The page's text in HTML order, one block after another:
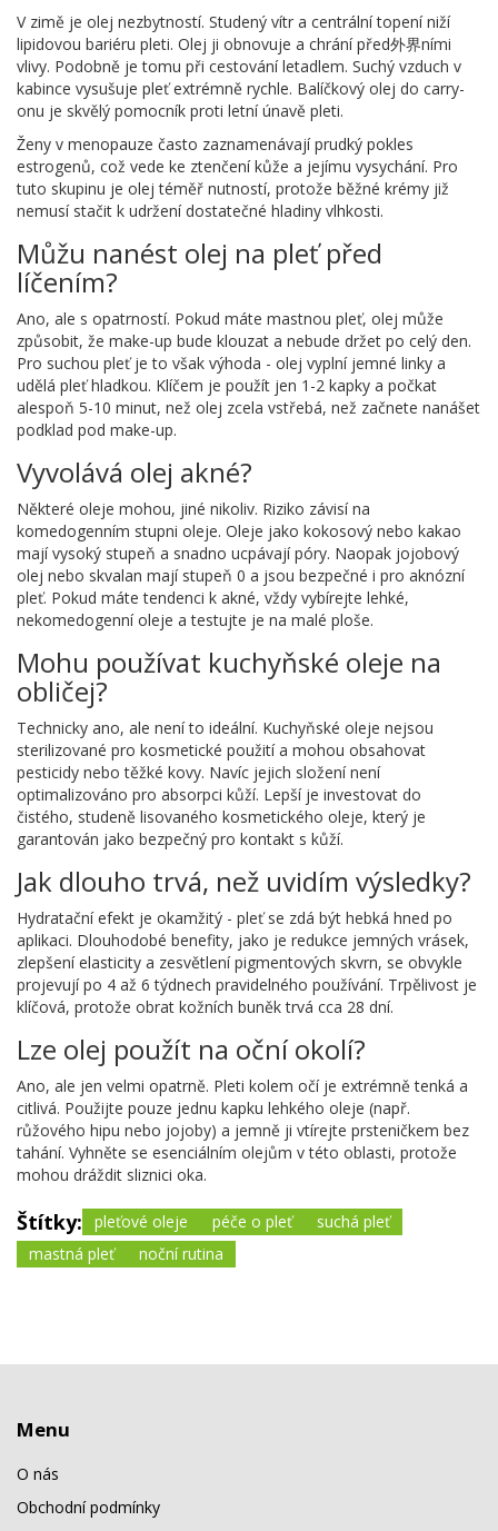
V zimě je olej nezbytností. Studený vítr a centrální topení niží
lipidovou bariéru pleti. Olej ji obnovuje a chrání před外界ními
vlivy. Podobně je tomu při cestování letadlem. Suchý vzduch v
kabince vysušuje pleť extrémně rychle. Balíčkový olej do carry-
onu je skvělý pomocník proti letní únavě pleti.
Ženy v menopauze často zaznamenávají prudký pokles
estrogenů, což vede ke ztenčení kůže a jejímu vysychání. Pro
tuto skupinu je olej téměř nutností, protože běžné krémy již
nemusí stačit k udržení dostatečné hladiny vlhkosti.
Můžu nanést olej na pleť před
líčením?
Ano, ale s opatrností. Pokud máte mastnou pleť, olej může
způsobit, že make-up bude klouzat a nebude držet po celý den.
Pro suchou pleť je to však výhoda - olej vyplní jemné linky a
udělá pleť hladkou. Klíčem je použít jen 1-2 kapky a počkat
alespoň 5-10 minut, než olej zcela vstřebá, než začnete nanášet
podklad pod make-up.
Vyvolává olej akné?
Některé oleje mohou, jiné nikoliv. Riziko závisí na
komedogenním stupni oleje. Oleje jako kokosový nebo kakao
mají vysoký stupeň a snadno ucpávají póry. Naopak jojobový
olej nebo skvalan mají stupeň 0 a jsou bezpečné i pro aknózní
pleť. Pokud máte tendenci k akné, vždy vybírejte lehké,
nekomedogenní oleje a testujte je na malé ploše.
Mohu používat kuchyňské oleje na
obličej?
Technicky ano, ale není to ideální. Kuchyňské oleje nejsou
sterilizované pro kosmetické použití a mohou obsahovat
pesticidy nebo těžké kovy. Navíc jejich složení není
optimalizováno pro absorpci kůží. Lepší je investovat do
čistého, studeně lisovaného kosmetického oleje, který je
garantován jako bezpečný pro kontakt s kůží.
Jak dlouho trvá, než uvidím výsledky?
Hydratační efekt je okamžitý - pleť se zdá být hebká hned po
aplikaci. Dlouhodobé benefity, jako je redukce jemných vrásek,
zlepšení elasticity a zesvětlení pigmentových skvrn, se obvykle
projevují po 4 až 6 týdnech pravidelného používání. Trpělivost je
klíčová, protože obrat kožních buněk trvá cca 28 dní.
Lze olej použít na oční okolí?
Ano, ale jen velmi opatrně. Pleti kolem očí je extrémně tenká a
citlivá. Použijte pouze jednu kapku lehkého oleje (např.
růžového hipu nebo jojoby) a jemně ji vtírejte prsteničkem bez
tahání. Vyhněte se esenciálním olejům v této oblasti, protože
mohou dráždit sliznici oka.
Štítky: pleťové oleje péče o pleť
suchá pleť
mastná pleť
noční rutina
Menu
O nás
Obchodní podmínky